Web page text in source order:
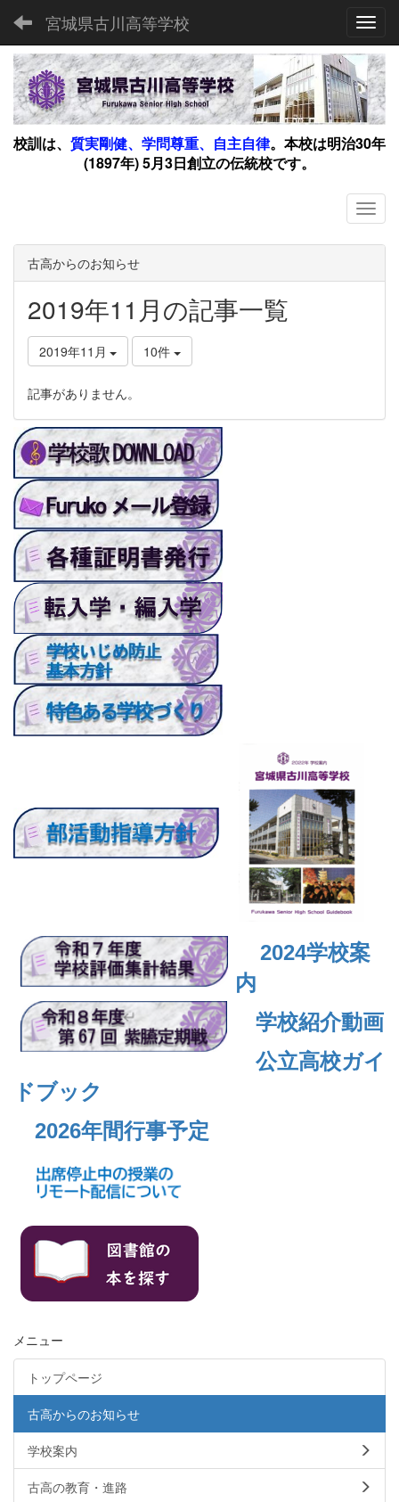
宮城県古川高等学校
校訓は、 質実剛健、学問尊重、自主自律。 本校は明治30年
(1897年) 5月3日創立の伝統校です。
古高からのお知らせ
2019年11月の記事一覧
2019年11月 10件
記事がありません。
2024学校案
内
学校紹介動画
公立高校ガイ
ドブック
2026年間行事予定
メニュー
トップページ
古高からのお知らせ
学校案内
古高の教育・進路